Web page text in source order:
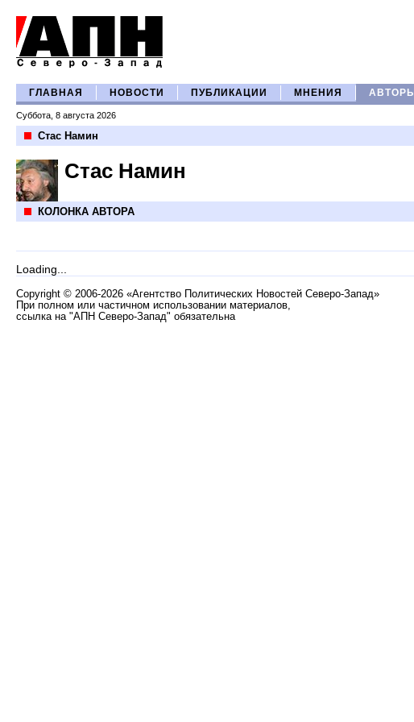
ГЛАВНАЯ НОВОСТИ ПУБЛИКАЦИИ МНЕНИЯ АВТОРЫ
Суббота, 8 августа 2026
Стас Намин
Стас Намин
КОЛОНКА АВТОРА
Loading...
Copyright © 2006-2026 «Агентство Политических Новостей Северо-Запад»
При полном или частичном использовании материалов,
ссылка на "АПН Северо-Запад" обязательна